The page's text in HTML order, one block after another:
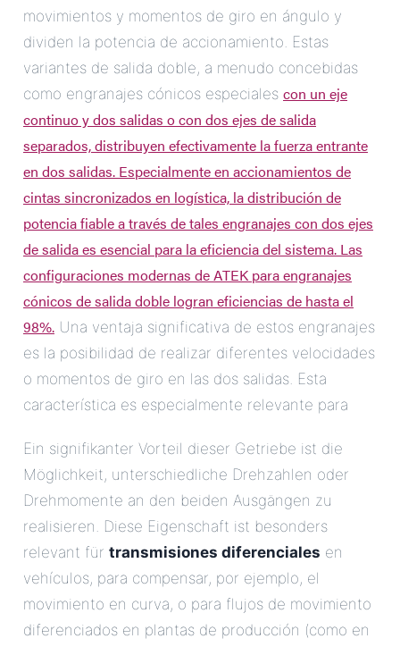
movimientos y momentos de giro en ángulo y
dividen la potencia de accionamiento. Estas
variantes de salida doble, a menudo concebidas
como engranajes cónicos especiales con un eje
continuo y dos salidas o con dos ejes de salida
separados, distribuyen efectivamente la fuerza entrante
en dos salidas. Especialmente en accionamientos de
cintas sincronizados en logística, la distribución de
potencia fiable a través de tales engranajes con dos ejes
de salida es esencial para la eficiencia del sistema. Las
configuraciones modernas de ATEK para engranajes
cónicos de salida doble logran eficiencias de hasta el
98%. Una ventaja significativa de estos engranajes
es la posibilidad de realizar diferentes velocidades
o momentos de giro en las dos salidas. Esta
característica es especialmente relevante para
Ein signifikanter Vorteil dieser Getriebe ist die
Möglichkeit, unterschiedliche Drehzahlen oder
Drehmomente an den beiden Ausgängen zu
realisieren. Diese Eigenschaft ist besonders
relevant für transmisiones diferenciales en
vehículos, para compensar, por ejemplo, el
movimiento en curva, o para flujos de movimiento
diferenciados en plantas de producción (como en